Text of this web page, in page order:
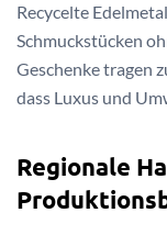
Recycelte
Schmuckstücken
Geschenke tragen
dass Luxus und
Regionale